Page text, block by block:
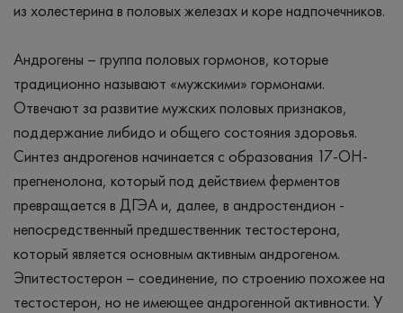
из холестерина в половых железах и коре надпочечников.
Андрогены – группа половых гормонов, которые
традиционно называют «мужскими» гормонами.
Отвечают за развитие мужских половых признаков,
поддержание либидо и общего состояния здоровья.
Синтез андрогенов начинается с образования 17-ОН-
прегненолона, который под действием ферментов
превращается в ДГЭА и, далее, в андростендион -
непосредственный предшественник тестостерона,
который является основным активным андрогеном.
Эпитестостерон – соединение, по строению похожее на
тестостерон, но не имеющее андрогенной активности. У